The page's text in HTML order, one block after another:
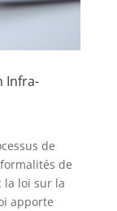
Infra-
de
de
la loi sur la
apporte